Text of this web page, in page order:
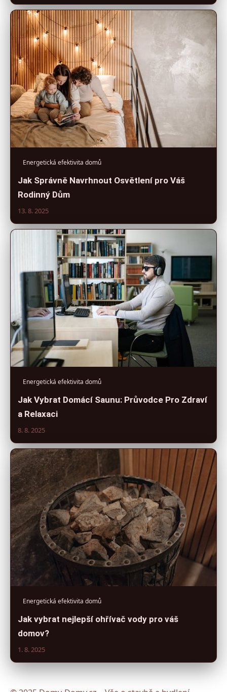
Energetická efektivita domů
Jak Správně Navrhnout Osvětlení pro Váš
Rodinný Dům
13. 8. 2025
Energetická efektivita domů
Jak Vybrat Domácí Saunu: Průvodce Pro Zdraví
a Relaxaci
8. 8. 2025
Energetická efektivita domů
Jak vybrat nejlepší ohřívač vody pro váš
domov?
1. 8. 2025